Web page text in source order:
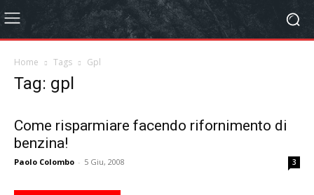
Home Tags Gpl
Tag: gpl
Come risparmiare facendo rifornimento di
benzina!
Paolo Colombo - 5 Giu, 2008 3